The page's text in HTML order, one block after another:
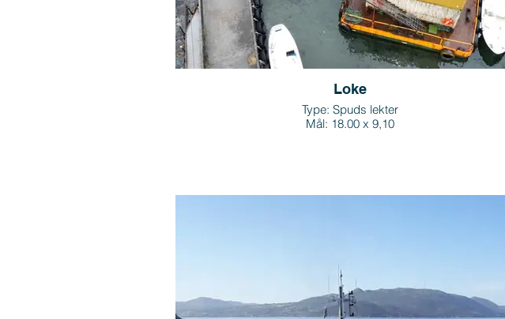
Loke
Type: Spuds lekter
Mål: 18.00 x 9,10